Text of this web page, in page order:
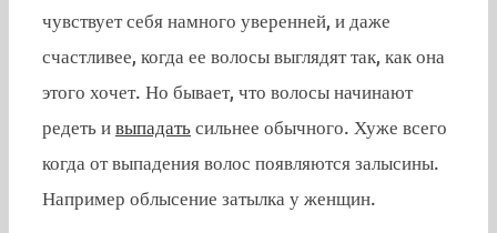
чувствует себя намного уверенней, и даже
счастливее, когда ее волосы выглядят так, как она
этого хочет. Но бывает, что волосы начинают
редеть и выпадать сильнее обычного. Хуже всего
когда от выпадения волос появляются залысины.
Например облысение затылка у женщин.